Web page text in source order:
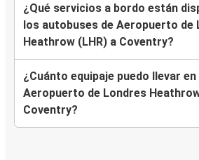
¿Qué servicios a bordo están
los autobuses de Aeropuerto de
Heathrow (LHR) a Coventry?
¿Cuánto equipaje puedo llevar
Aeropuerto de Londres
Coventry?